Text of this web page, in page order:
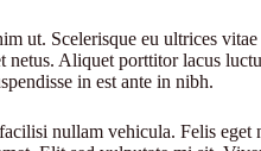
ut. Scelerisque eu ultrices
Aliquet porttitor lacus
in est ante in nibh.
nullam vehicula. Felis eget